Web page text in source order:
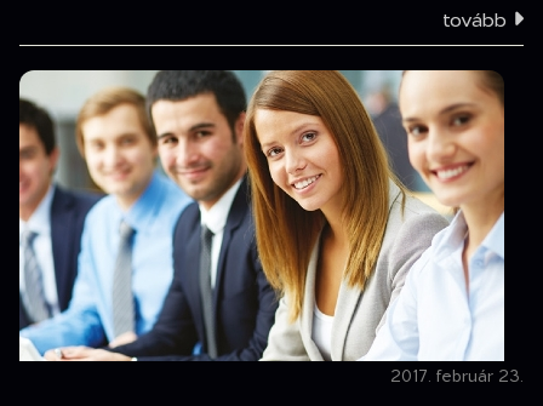
tovább
2017. február 23.